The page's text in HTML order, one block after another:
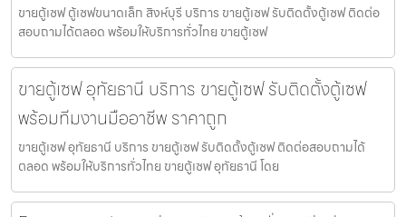
ขายตู้เซฟ ตู้เซฟขนาดเล็ก สิงห์บุรี บริการ ขายตู้เซฟ รับติดตั้งตู้เซฟ ติดต่อ
สอบถามได้ตลอด พร้อมให้บริการทั่วไทย ขายตู้เซฟ
ขายตู้เซฟ อุทัยธานี บริการ ขายตู้เซฟ รับติดตั้งตู้เซฟ
พร้อมทีมงานมืออาชีพ ราคาถูก
ขายตู้เซฟ อุทัยธานี บริการ ขายตู้เซฟ รับติดตั้งตู้เซฟ ติดต่อสอบถามได้
ตลอด พร้อมให้บริการทั่วไทย ขายตู้เซฟ อุทัยธานี โดย